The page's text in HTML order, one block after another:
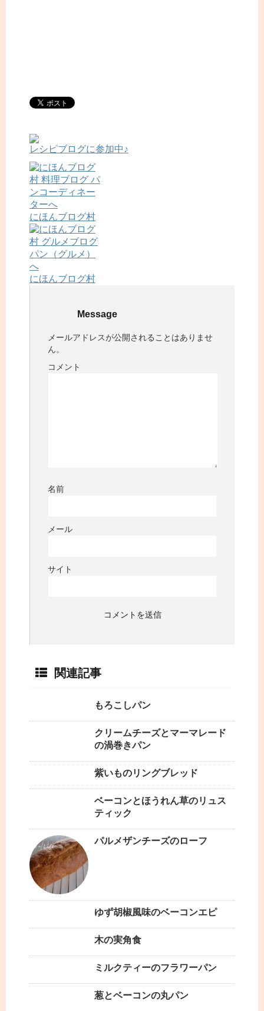
レシピブログに参加中♪
にほんブログ村
にほんブログ村
Message
メールアドレスが公開されることはありませ
ん。
コメント
名前
メール
サイト
関連記事
もろこしパン
クリームチーズとマーマレード
の渦巻きパン
紫いものリングブレッド
ベーコンとほうれん草のリュス
ティック
パルメザンチーズのローフ
ゆず胡椒風味のベーコンエピ
木の実角食
ミルクティーのフラワーパン
葱とベーコンの丸パン